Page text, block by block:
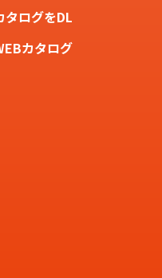
タログをDL
カタログ